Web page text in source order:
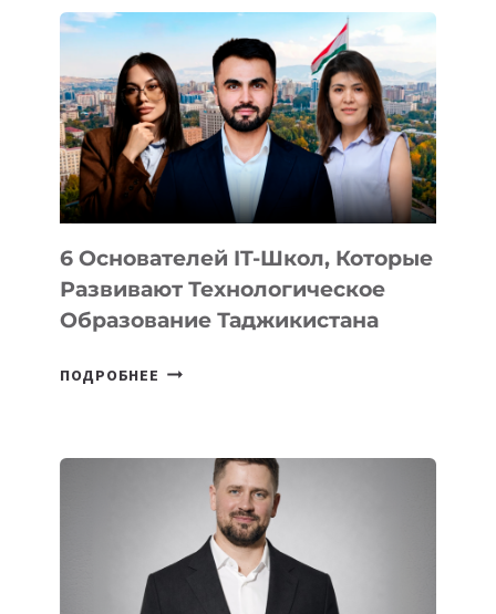
ВНЕШНЕГО
ВИДА
НОВОГО
УСТРОЙСТВА
ОТ
OPENAI
6 Основателей IT-Школ, Которые
Развивают Технологическое
Образование Таджикистана
ПОДРОБНЕЕ 6
КОТОРЫЕ
РАЗВИВАЮТ
ТЕХНОЛОГИЧЕСКОЕ
ОБРАЗОВАНИЕ
ТАДЖИКИСТАНА